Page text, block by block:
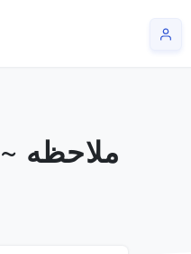
mülâhaza ~ ملاحظه